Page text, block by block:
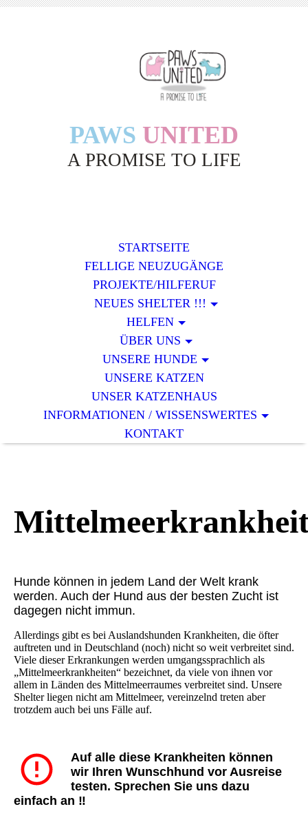
PAWS UNITED
A PROMISE TO LIFE
STARTSEITE
FELLIGE NEUZUGÄNGE
PROJEKTE/HILFERUF
NEUES SHELTER !!!
HELFEN
ÜBER UNS
UNSERE HUNDE
UNSERE KATZEN
UNSER KATZENHAUS
INFORMATIONEN / WISSENSWERTES
KONTAKT
Hunde können in jedem Land der Welt krank
werden. Auch der Hund aus der besten Zucht ist
dagegen nicht immun.
Allerdings gibt es bei Auslandshunden Krankheiten, die öfter
auftreten und in Deutschland (noch) nicht so weit verbreitet sind.
Viele dieser Erkrankungen werden umgangssprachlich als
„Mittelmeerkrankheiten“ bezeichnet, da viele von ihnen vor
allem in Länden des Mittelmeerraumes verbreitet sind. Unsere
Shelter liegen nicht am Mittelmeer, vereinzelnd treten aber
trotzdem auch bei uns Fälle auf.
Auf alle diese Krankheiten können
wir Ihren Wunschhund vor Ausreise
testen. Sprechen Sie uns dazu
einfach an ‼️